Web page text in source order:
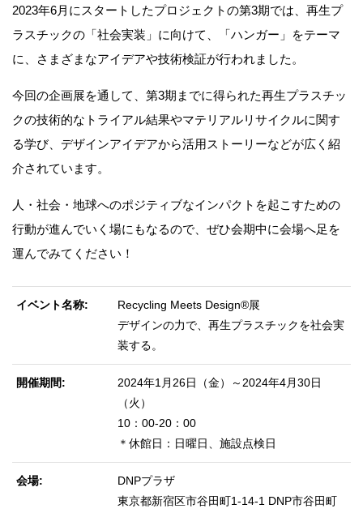
2023年6月にスタートしたプロジェクトの第3期では、再生プ
ラスチックの「社会実装」に向けて、「ハンガー」をテーマ
に、さまざまなアイデアや技術検証が行われました。
今回の企画展を通して、第3期までに得られた再生プラスチッ
クの技術的なトライアル結果やマテリアルリサイクルに関す
る学び、デザインアイデアから活用ストーリーなどが広く紹
介されています。
人・社会・地球へのポジティブなインパクトを起こすための
行動が進んでいく場にもなるので、ぜひ会期中に会場へ足を
運んでみてください！
イベント名称
Recycling Meets Design®展
デザインの力で、再生プラスチックを社会実
装する。
開催期間
2024年1月26日（金）～2024年4月30日
（火）
10：00-20：00
＊休館日：日曜日、施設点検日
会場
DNPプラザ
東京都新宿区市谷田町1-14-1 DNP市谷田町